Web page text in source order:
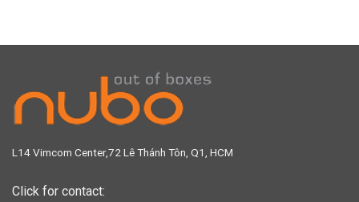
L14 Vimcom Center,72 Lê Thánh Tôn, Q1, HCM
Click for contact: